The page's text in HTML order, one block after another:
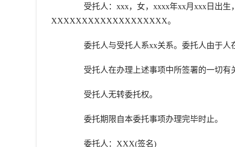
受托人：xxx，女，xxxx年xx月xxx日出生
XXXXXXXXXXXXXXXXXXX。
委托人与受托人系xx关系。委托人由于人
受托人在办理上述事项中所签署的一切有
受托人无转委托权。
委托期限自本委托事项办理完毕时止。
委托人：XXX(签名)